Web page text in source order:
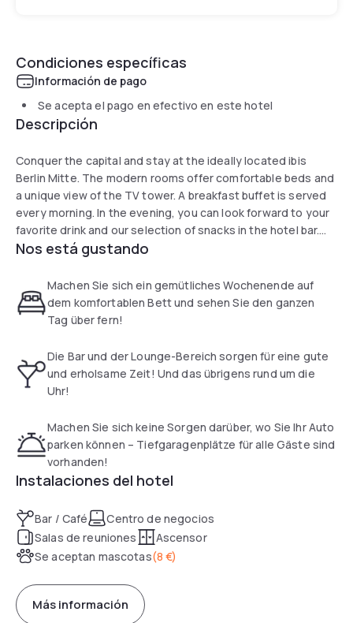
Condiciones específicas
Información de pago
Se acepta el pago en efectivo en este hotel
Descripción
Conquer the capital and stay at the ideally located ibis
Berlin Mitte. The modern rooms offer comfortable beds and
a unique view of the TV tower. A breakfast buffet is served
every morning. In the evening, you can look forward to your
favorite drink and our selection of snacks in the hotel bar.
Lively Alexanderplatz square is just a few minutes walk
Nos está gustando
Machen Sie sich ein gemütliches Wochenende auf
dem komfortablen Bett und sehen Sie den ganzen
Tag über fern!
Die Bar und der Lounge-Bereich sorgen für eine gute
und erholsame Zeit! Und das übrigens rund um die
Uhr!
Machen Sie sich keine Sorgen darüber, wo Sie Ihr Auto
parken können – Tiefgaragenplätze für alle Gäste sind
vorhanden!
Instalaciones del hotel
Bar / Café
Centro de negocios
Salas de reuniones
Ascensor
Se aceptan mascotas(8 €)
Más información